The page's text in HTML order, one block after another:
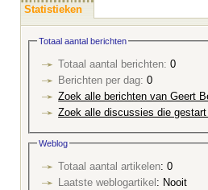
Statistieken
Totaal aantal berichten
Totaal aantal berichten: 0
Berichten per dag: 0
Zoek alle berichten van Geert
Zoek alle discussies die
Weblog
Totaal aantal artikelen: 0
Laatste weblogartikel
: Nooit